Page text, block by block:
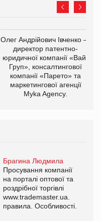
Олег Андрійович Івченко —
директор патентно-
юридичної компанії «Вайз
Груп», консалтингової
компанії «Парето» та
маркетингової агенції
Myka Agency.
Брагина Людмила
Просування компанії
на порталі оптової та
роздрібної торгівлі
www.trademaster.ua.
правила. Особливості.